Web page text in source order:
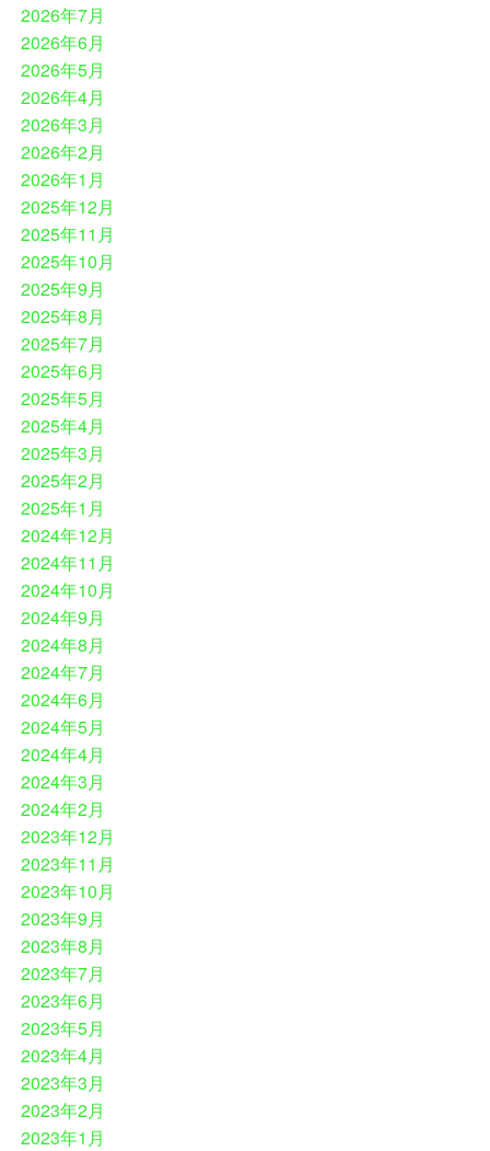
2026年7月
2026年6月
2026年5月
2026年4月
2026年3月
2026年2月
2026年1月
2025年12月
2025年11月
2025年10月
2025年9月
2025年8月
2025年7月
2025年6月
2025年5月
2025年4月
2025年3月
2025年2月
2025年1月
2024年12月
2024年11月
2024年10月
2024年9月
2024年8月
2024年7月
2024年6月
2024年5月
2024年4月
2024年3月
2024年2月
2023年12月
2023年11月
2023年10月
2023年9月
2023年8月
2023年7月
2023年6月
2023年5月
2023年4月
2023年3月
2023年2月
2023年1月